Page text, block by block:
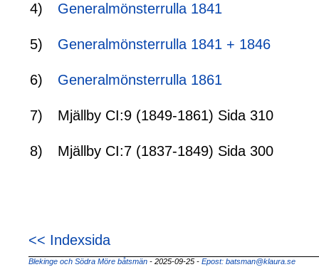
4) Generalmönsterrulla 1841
5) Generalmönsterrulla 1841 + 1846
6) Generalmönsterrulla 1861
7) Mjällby CI:9 (1849-1861) Sida 310
8) Mjällby CI:7 (1837-1849) Sida 300
<< Indexsida
Blekinge och Södra Möre båtsmän - 2025-09-25 - Epost: batsman@klaura.se